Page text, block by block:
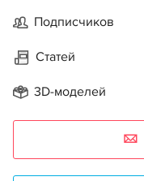
Подписчиков
Статей
3D-моделей